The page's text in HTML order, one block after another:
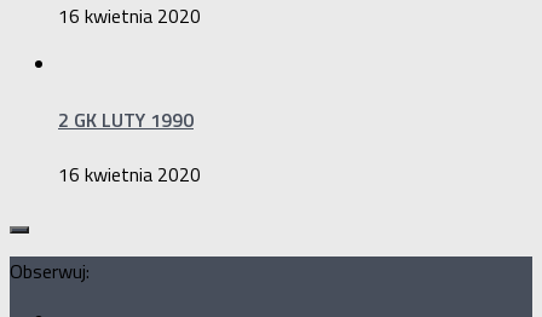
16 kwietnia 2020
2 GK LUTY 1990
16 kwietnia 2020
Obserwuj: